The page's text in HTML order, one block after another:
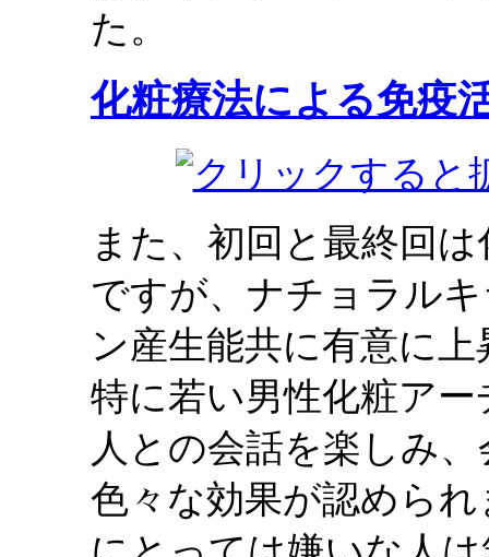
た。
化粧療法による免疫
また、初回と最終回
ですが、ナチョラル
ン産生能共に有意に
特に若い男性化粧ア
人との会話を楽しみ
色々な効果が認めら